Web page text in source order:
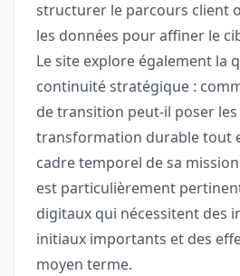
structurer le parcours client
les données pour affiner le
Le site explore également la
continuité stratégique :
de transition peut-il poser
transformation durable tout
cadre temporel de sa
est particulièrement
digitaux qui nécessitent des
initiaux importants et des
moyen terme.